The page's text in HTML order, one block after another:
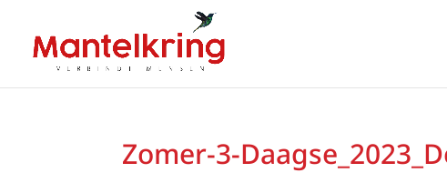
Zomer-3-